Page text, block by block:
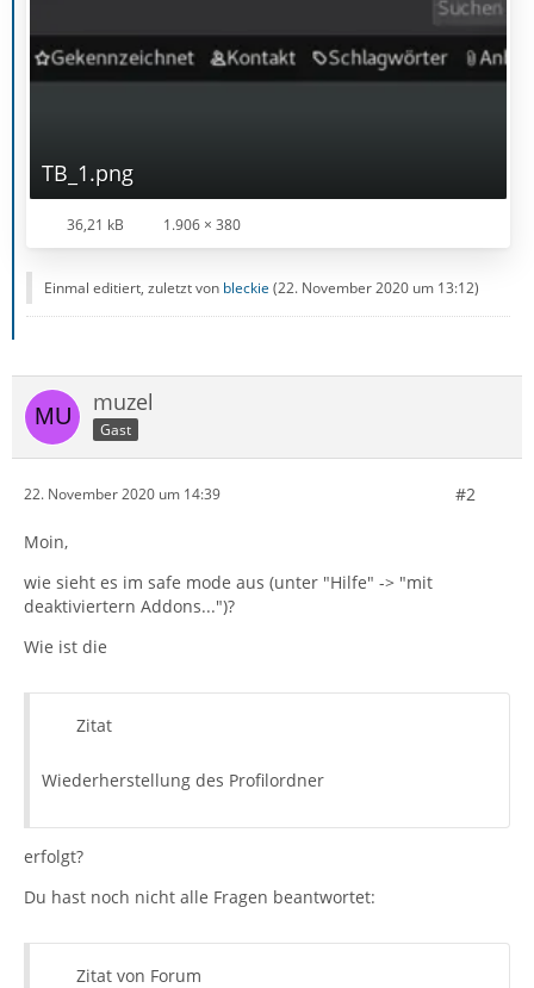
TB_1.png
36,21 kB 1.906 × 380
Einmal editiert, zuletzt von bleckie (22. November 2020 um 13:12)
muzel
Gast
22. November 2020 um 14:39 #2
Moin,
wie sieht es im safe mode aus (unter "Hilfe" -> "mit
deaktiviertern Addons...")?
Wie ist die
Zitat
Wiederherstellung des Profilordner
erfolgt?
Du hast noch nicht alle Fragen beantwortet:
Zitat von Forum